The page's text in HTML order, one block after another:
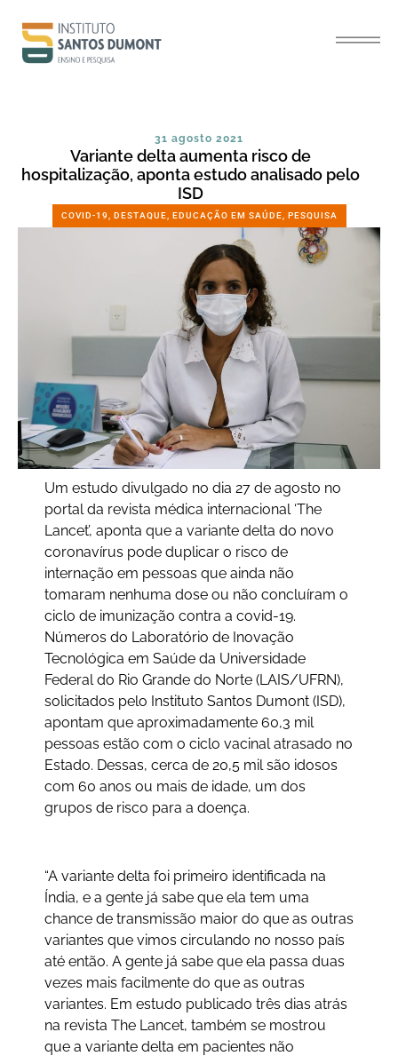
31 agosto 2021
Variante delta aumenta risco de
hospitalização, aponta estudo analisado pelo
ISD
COVID-19 DESTAQUE EDUCAÇÃO EM SAÚDE PESQUISA
Um estudo divulgado no dia 27 de agosto no
portal da revista médica internacional ‘The
Lancet’, aponta que a variante delta do novo
coronavírus pode duplicar o risco de
internação em pessoas que ainda não
tomaram nenhuma dose ou não concluíram o
ciclo de imunização contra a covid-19.
Números do Laboratório de Inovação
Tecnológica em Saúde da Universidade
Federal do Rio Grande do Norte (LAIS/UFRN),
solicitados pelo Instituto Santos Dumont (ISD),
apontam que aproximadamente 60,3 mil
pessoas estão com o ciclo vacinal atrasado no
Estado. Dessas, cerca de 20,5 mil são idosos
com 60 anos ou mais de idade, um dos
grupos de risco para a doença.
“A variante delta foi primeiro identificada na
Índia, e a gente já sabe que ela tem uma
chance de transmissão maior do que as outras
variantes que vimos circulando no nosso país
até então. A gente já sabe que ela passa duas
vezes mais facilmente do que as outras
variantes. Em estudo publicado três dias atrás
na revista The Lancet, também se mostrou
que a variante delta em pacientes não